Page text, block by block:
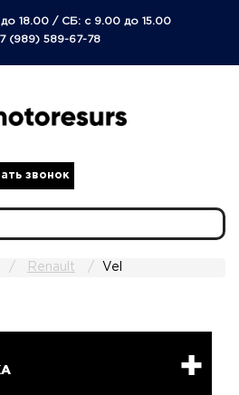
18.00/ СБ: с 9.00 до 15.00
(989) 589-67-78
звонок
Renault Vel